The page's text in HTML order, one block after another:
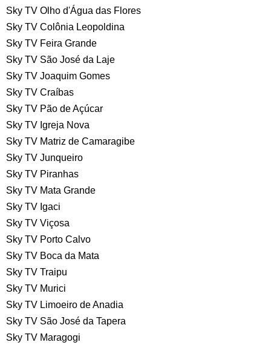
Sky TV Olho d'Água das Flores
Sky TV Colônia Leopoldina
Sky TV Feira Grande
Sky TV São José da Laje
Sky TV Joaquim Gomes
Sky TV Craíbas
Sky TV Pão de Açúcar
Sky TV Igreja Nova
Sky TV Matriz de Camaragibe
Sky TV Junqueiro
Sky TV Piranhas
Sky TV Mata Grande
Sky TV Igaci
Sky TV Viçosa
Sky TV Porto Calvo
Sky TV Boca da Mata
Sky TV Traipu
Sky TV Murici
Sky TV Limoeiro de Anadia
Sky TV São José da Tapera
Sky TV Maragogi